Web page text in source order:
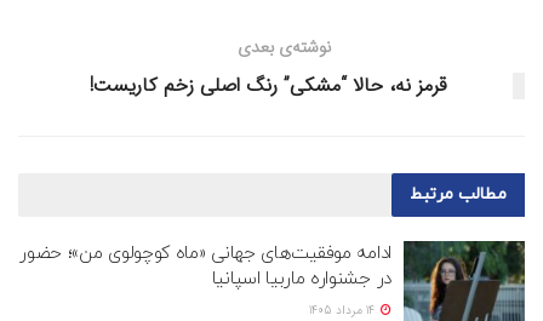
نوشته‌ی بعدی
قرمز نه، حالا “مشکی” رنگ اصلی زخم کاریست!
مطالب مرتبط
ادامه موفقیت‌های جهانی «ماه کوچولوی من»؛ حضور
در جشنواره ماربیا اسپانیا